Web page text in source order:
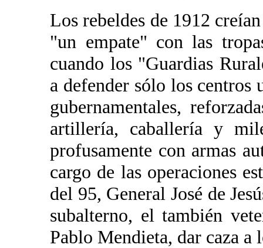
Los rebeldes de 1912
"un empate" con las
cuando los "Guardias
a defender sólo los centros
gubernamentales,
artillería, caballería y
profusamente con armas
cargo de las operaciones
del 95, General José de
subalterno, el también
Pablo Mendieta, dar caza a